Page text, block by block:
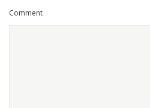
Comment